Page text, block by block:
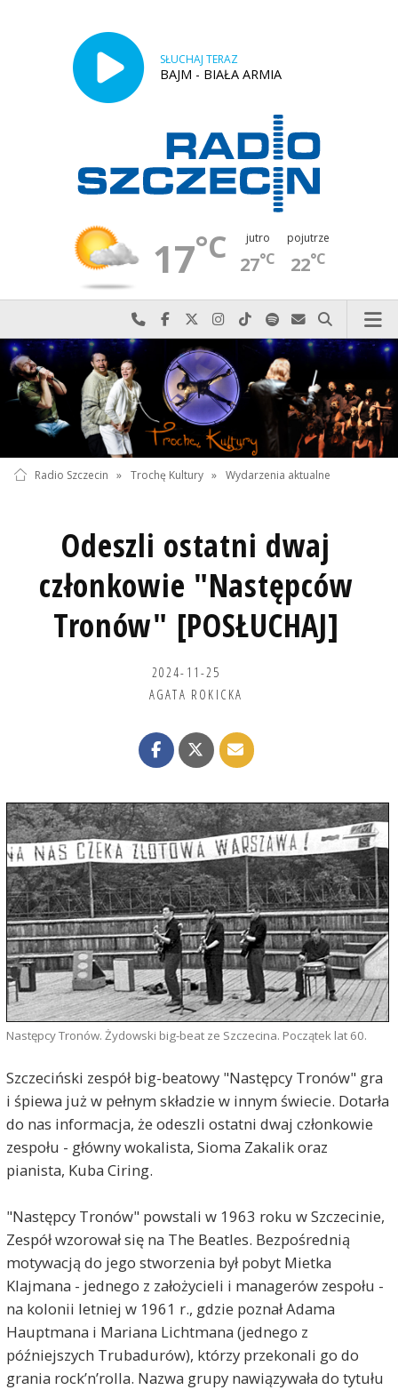
SŁUCHAJ TERAZ
BAJM - BIAŁA ARMIA
17°C jutro
27°C
pojutrze
22°C
Najlepiej po prostu do nas zadzwoń
Odwiedź nas na Facebook-u
Odwiedź nas na X
Odwiedź nas na Instagram-ie
Odwiedź nas na TikTok-u
Szukaj nas na Spotify
Wyślij do nas
Szukaj
Radio Szczecin » Trochę Kultury » Wydarzenia aktualne
Odeszli ostatni dwaj
członkowie "Następców
Tronów" [POSŁUCHAJ]
2024-11-25
AGATA ROKICKA
Następcy Tronów. Żydowski big-beat ze Szczecina. Początek lat 60.
Szczeciński zespół big-beatowy "Następcy Tronów" gra
i śpiewa już w pełnym składzie w innym świecie. Dotarła
do nas informacja, że odeszli ostatni dwaj członkowie
zespołu - główny wokalista, Sioma Zakalik oraz
pianista, Kuba Ciring.
"Następcy Tronów" powstali w 1963 roku w Szczecinie,
Zespół wzorował się na The Beatles. Bezpośrednią
motywacją do jego stworzenia był pobyt Mietka
Klajmana - jednego z założycieli i managerów zespołu -
na kolonii letniej w 1961 r., gdzie poznał Adama
Hauptmana i Mariana Lichtmana (jednego z
późniejszych Trubadurów), którzy przekonali go do
grania rock’n’rolla. Nazwa grupy nawiązywała do tytułu